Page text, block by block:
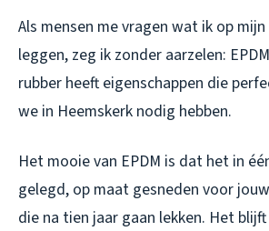
Als mensen me vragen wat ik op
leggen, zeg ik zonder aarzelen:
rubber heeft eigenschappen die
we in Heemskerk nodig hebben.
Het mooie van EPDM is dat het in
gelegd, op maat gesneden voor
die na tien jaar gaan lekken. Het blijft